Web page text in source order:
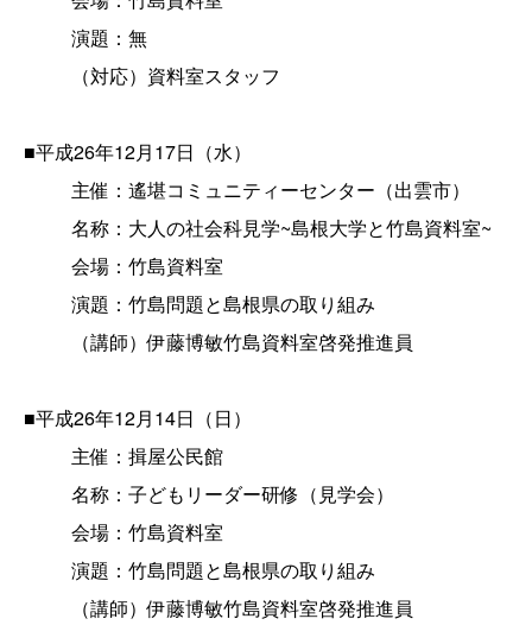
演題：無
（対応）資料室スタッフ
■平成26年12月17日（水）
主催：遙堪コミュニティーセンター（出雲市）
名称：大人の社会科見学~島根大学と竹島資料室~
会場：竹島資料室
演題：竹島問題と島根県の取り組み
（講師）伊藤博敏竹島資料室啓発推進員
■平成26年12月14日（日）
主催：揖屋公民館
名称：子どもリーダー研修（見学会）
会場：竹島資料室
演題：竹島問題と島根県の取り組み
（講師）伊藤博敏竹島資料室啓発推進員